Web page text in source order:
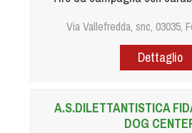
Via Vallefredda, snc, 03035,
Dettaglio
A.S.DILETTANTISTICA
DOG